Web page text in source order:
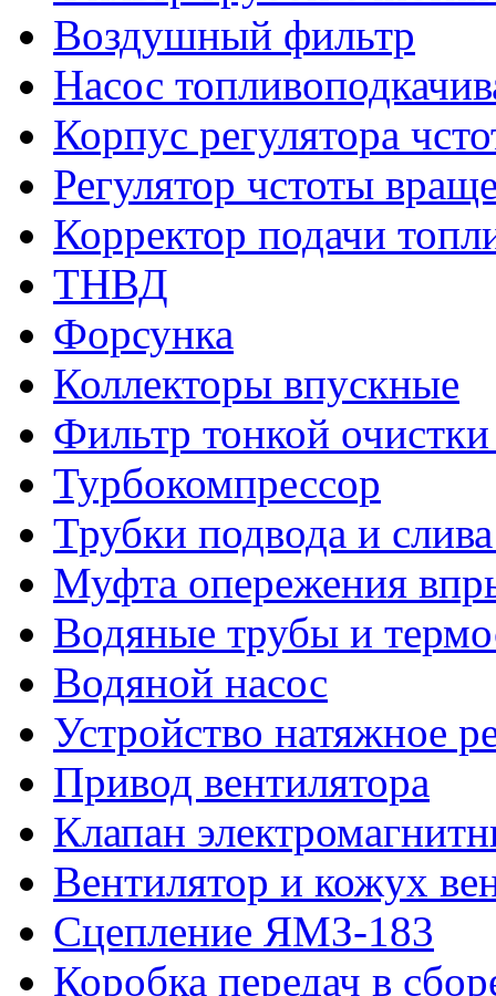
Воздушный фильтр
Насос
Корпус регулятора
Регулятор чстоты
Корректор подачи
ТНВД
Форсунка
Коллекторы впускные
Фильтр тонкой
Турбокомпрессор
Трубки подвода и
Муфта опережения
Водяные трубы и
Водяной насос
Устройство натяжное
Привод вентилятора
Клапан
Вентилятор и кожух
Сцепление ЯМЗ-183
Коробка передач в